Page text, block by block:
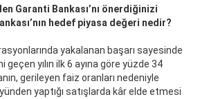
Garanti Bankası’nı önerdiğinizi
hedef piyasa değeri nedir?
yakalanan başarı sayesinde
yılın ilk 6 ayına göre yüzde 34
gerileyen faiz oranları nedeniyle
yaptığı satışlarda kâr elde etmesi